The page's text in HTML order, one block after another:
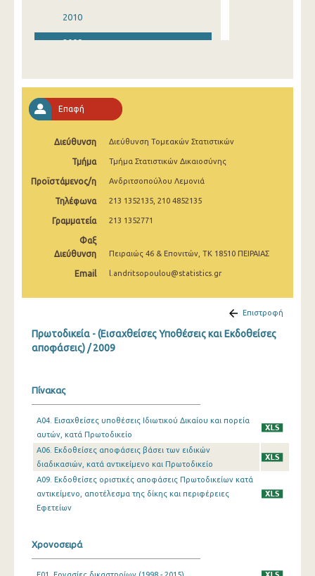
2010
2009
2006
2005
2004
2003
2002
1998
Επαφή
Διεύθυνση Διεύθυνση Τομεακών Στατιστικών
Τμήμα Τμήμα Στατιστικών Δικαιοσύνης
Προϊστάμενος/η Ανδριτσοπούλου Λεμονιά
Τηλέφωνα 213 1352135, 210 4852135
Γραμματεία 213 1352771
Φαξ
Διεύθυνση
Πειραιώς 46 & Επονιτών, ΤΚ 18510 ΠΕΙΡΑΙΑΣ
Email l.andritsopoulou@statistics.gr
Επιστροφή
Πρωτοδικεία - (Εισαχθείσες Υποθέσεις και Εκδοθείσες
αποφάσεις) / 2009
Πίνακας
A04. Εισαχθείσες υποθέσεις Ιδιωτικού Δικαίου και πορεία
αυτών, κατά Πρωτοδικείο
A06. Εκδοθείσες αποφάσεις βάσει των ειδικών
διαδικασιών, κατά αντικείμενο και Πρωτοδικείο
A09. Εκδοθείσες οριστικές αποφάσεις Πρωτοδικείων κατά
αντικείμενο, αποτέλεσμα της δίκης και περιφέρειες
Εφετείων
Χρονοσειρά